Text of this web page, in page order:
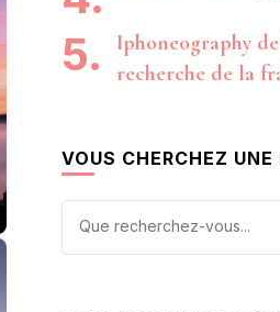
Iphoneography
recherche de la
VOUS CHERCHEZ
Vous